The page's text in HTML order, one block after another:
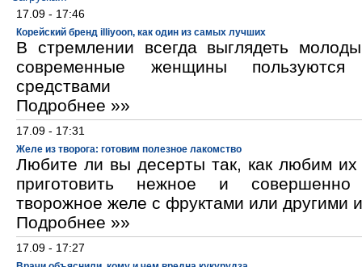
17.09 - 17:46
Корейский бренд illiyoon, как один из самых лучших
В стремлении всегда выглядеть
современные женщины пользуются
средствами
Подробнее »»
17.09 - 17:31
Желе из творога: готовим полезное лакомство
Любите ли вы десерты так, как любим
приготовить нежное и
творожное желе с фруктами или другими
Подробнее »»
17.09 - 17:27